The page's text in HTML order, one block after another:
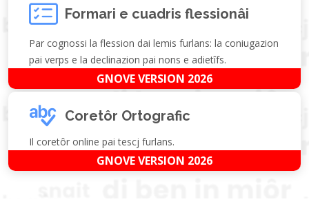
Formari e cuadris flessionâi
Par cognossi la flession dai lemis furlans: la coniugazion
pai verps e la declinazion pai nons e adietîfs.
GNOVE VERSION 2026
Coretôr Ortografic
Il coretôr online pai tescj furlans.
GNOVE VERSION 2026